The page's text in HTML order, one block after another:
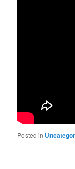
Posted in